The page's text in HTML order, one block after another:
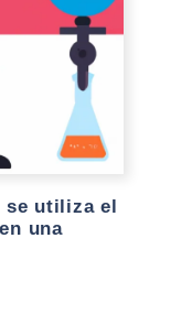
se utiliza el
una